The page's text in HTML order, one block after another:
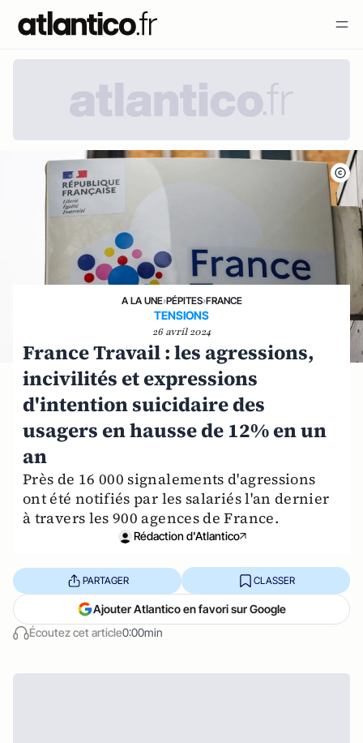
A LA UNE›PÉPITES›FRANCE
TENSIONS
26 avril 2024
France Travail : les agressions,
incivilités et expressions
d'intention suicidaire des
usagers en hausse de 12% en un
an
Près de 16 000 signalements d'agressions
ont été notifiés par les salariés l'an dernier
à travers les 900 agences de France.
Rédaction d'Atlantico
Écoutez cet article0:00min
PARTAGER CLASSER
Ajouter Atlantico en favori sur Google